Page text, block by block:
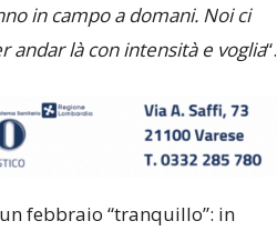
in campo a domani. Noi ci
andar là con intensità e voglia“.
febbraio “tranquillo”: in